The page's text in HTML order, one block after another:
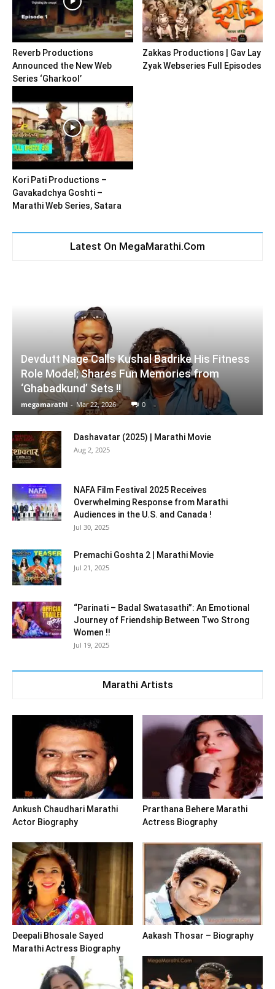
Reverb Productions
Announced the New Web
Series ‘Gharkool’
Zakkas Productions | Gav Lay
Zyak Webseries Full Episodes
Kori Pati Productions –
Gavakadchya Goshti –
Marathi Web Series, Satara
Latest On MegaMarathi.Com
Devdutt Nage Calls Kushal Badrike His Fitness
Role Model; Shares Fun Memories from
‘Ghabadkund’ Sets !!
megamarathi - Mar 22, 2026 0
Dashavatar (2025) | Marathi Movie
Aug 2, 2025
NAFA Film Festival 2025 Receives
Overwhelming Response from Marathi
Audiences in the U.S. and Canada !
Jul 30, 2025
Premachi Goshta 2 | Marathi Movie
Jul 21, 2025
“Parinati – Badal Swatasathi”: An Emotional
Journey of Friendship Between Two Strong
Women !!
Jul 19, 2025
Marathi Artists
Ankush Chaudhari Marathi
Actor Biography
Prarthana Behere Marathi
Actress Biography
Deepali Bhosale Sayed
Marathi Actress Biography
Aakash Thosar – Biography